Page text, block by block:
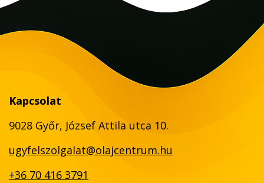
Kapcsolat
9028 Győr, József Attila utca 10.
ugyfelszolgalat@olajcentrum.hu
+36 70 416 3791